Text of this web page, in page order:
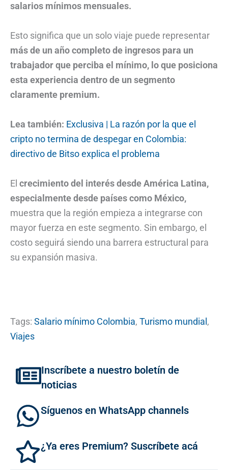
salarios mínimos mensuales.
Esto significa que un solo viaje puede representar
más de un año completo de ingresos para un
trabajador que perciba el mínimo, lo que posiciona
esta experiencia dentro de un segmento
claramente premium.
Lea también: Exclusiva | La razón por la que el
cripto no termina de despegar en Colombia:
directivo de Bitso explica el problema
El crecimiento del interés desde América Latina,
especialmente desde países como México,
muestra que la región empieza a integrarse con
mayor fuerza en este segmento. Sin embargo, el
costo seguirá siendo una barrera estructural para
su expansión masiva.
Tags: Salario mínimo Colombia, Turismo mundial,
Viajes
Inscríbete a nuestro boletín de
noticias
Síguenos en WhatsApp channels
¿Ya eres Premium? Suscríbete acá